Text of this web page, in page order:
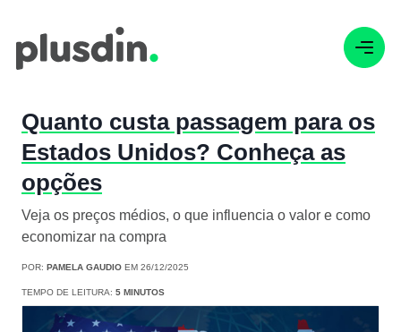
Quanto custa passagem para os
Estados Unidos? Conheça as
opções
Veja os preços médios, o que influencia o valor e como
economizar na compra
POR: PAMELA GAUDIO EM 26/12/2025
TEMPO DE LEITURA: 5 MINUTOS